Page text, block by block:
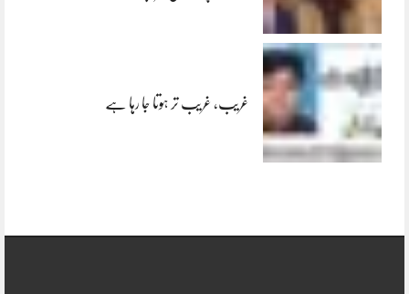
غریب، غریب تر ہوتا جا رہا ہے